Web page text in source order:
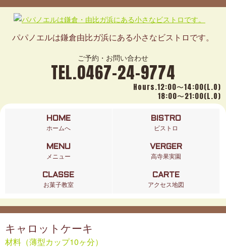
パパノエルは鎌倉由比ガ浜にある小さなビストロです。
ご予約・お問い合わせ
TEL.0467-24-9774
Hours.12:00〜14:00(L.O)
18:00〜21:00(L.O)
HOME
ホームへ
BISTRO
ビストロ
MENU
メニュー
VERGER
高寺果実園
CLASSE
お菓子教室
CARTE
アクセス地図
キャロットケーキ
材料（薄型カップ10ヶ分）